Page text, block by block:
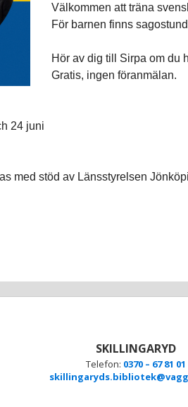
Välkommen att träna
För barnen finns
Hör av dig till Sirpa om du
Gratis, ingen föranmälan.
24 juni
med stöd av Länsstyrelsen
SKILLINGARYD
Telefon: 0370 – 67 81 01